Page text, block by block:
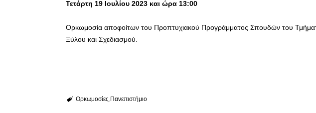
Τετάρτη 19 Ιουλίου 2023 και ώρα 13:00
Ορκωμοσία αποφοίτων του Προπτυχιακού Προγράμματος Σπουδών του
Ξύλου και Σχεδιασμού.
Ορκωμοσίες Πανεπιστήμιο